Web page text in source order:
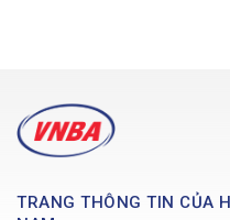
TRANG THÔNG TIN CỦA